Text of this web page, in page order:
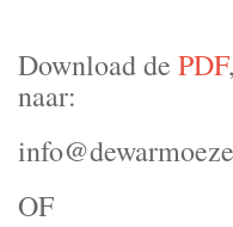
Download de PDF
naar:
OF